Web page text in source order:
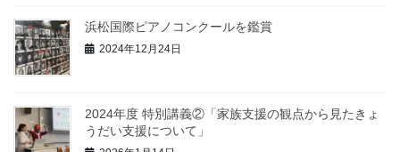
浜松国際ピアノコンクールを鑑賞
2024年12月24日
2024年度 特別講義②「家族支援の観点から見たきょ
うだい支援について」